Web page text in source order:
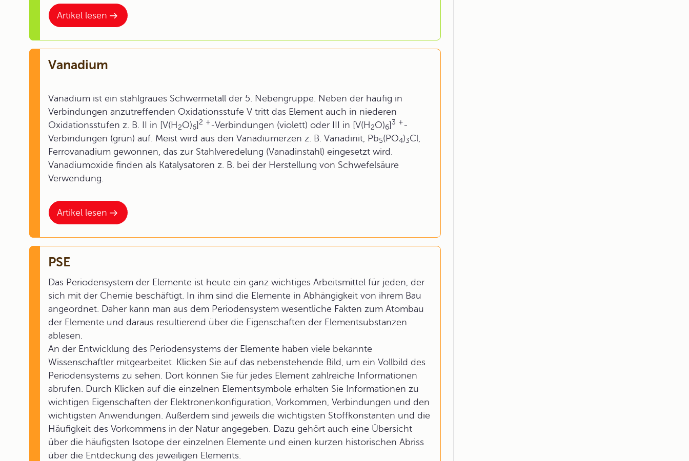
Artikel lesen
Artikel lesen
Vanadium
Vanadium ist ein stahlgraues Schwermetall der 5. Nebengruppe. Neben der häufig in
Verbindungen anzutreffenden Oxidationsstufe V tritt das Element auch in niederen
Oxidationsstufen z. B. II in [V(H 2O)6] 2 +-Verbindungen (violett) oder III in [V(H 2O)6] 3 +-
Verbindungen (grün) auf. Meist wird aus den Vanadiumerzen z. B. Vanadinit, Pb5(PO4)3Cl,
Ferrovanadium gewonnen, das zur Stahlveredelung (Vanadinstahl) eingesetzt wird.
Vanadiumoxide finden als Katalysatoren z. B. bei der Herstellung von Schwefelsäure
Verwendung.
PSE
Das Periodensystem der Elemente ist heute ein ganz wichtiges Arbeitsmittel für jeden, der
sich mit der Chemie beschäftigt. In ihm sind die Elemente in Abhängigkeit von ihrem Bau
angeordnet. Daher kann man aus dem Periodensystem wesentliche Fakten zum Atombau
der Elemente und daraus resultierend über die Eigenschaften der Elementsubstanzen
ablesen.
An der Entwicklung des Periodensystems der Elemente haben viele bekannte
Wissenschaftler mitgearbeitet. Klicken Sie auf das nebenstehende Bild, um ein Vollbild des
Periodensystems zu sehen. Dort können Sie für jedes Element zahlreiche Informationen
abrufen. Durch Klicken auf die einzelnen Elementsymbole erhalten Sie Informationen zu
wichtigen Eigenschaften der Elektronenkonfiguration, Vorkommen, Verbindungen und den
wichtigsten Anwendungen. Außerdem sind jeweils die wichtigsten Stoffkonstanten und die
Häufigkeit des Vorkommens in der Natur angegeben. Dazu gehört auch eine Übersicht
über die häufigsten Isotope der einzelnen Elemente und einen kurzen historischen Abriss
über die Entdeckung des jeweiligen Elements.